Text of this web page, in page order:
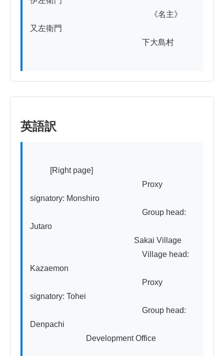
《名主》
又左衛門
下大島村
英語訳
Proxy
signatory: Monshiro
Group head:
Jutaro
Sakai Village
Village head:
Kazaemon
Proxy
signatory: Tohei
Group head:
Denpachi
Development Office